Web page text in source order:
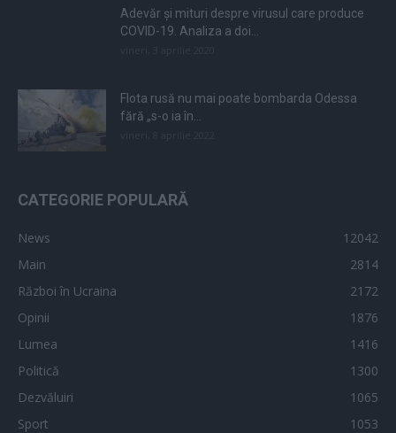
Adevăr și mituri despre virusul care produce
COVID-19. Analiza a doi...
Flota rusă nu mai poate bombarda Odessa
fără „s-o ia în...
CATEGORIE POPULARĂ
News
12042
Main
2814
Război în Ucraina
2172
Opinii
1876
Lumea
1416
Politică
1300
Dezvăluiri
1065
Sport
1053